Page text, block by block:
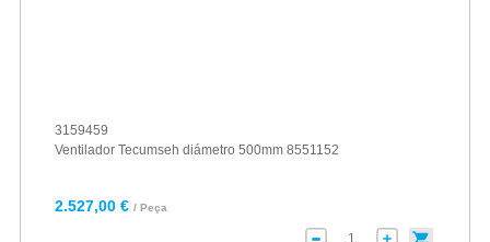
3159459
Ventilador Tecumseh diámetro 500mm 8551152
2.527,00 € / Peça